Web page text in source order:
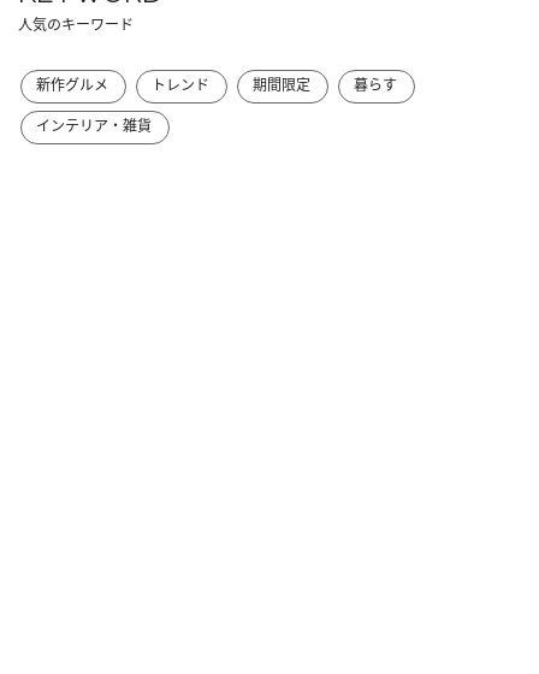
人気のキーワード
新作グルメ トレンド 期間限定
暮らす
インテリア・雑貨